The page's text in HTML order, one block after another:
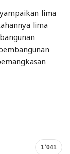
lima
lima
1٬041